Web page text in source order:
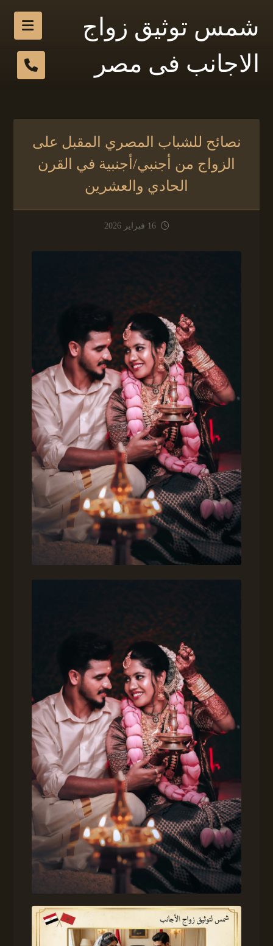
شمس توثيق زواج
الاجانب فى مصر
نصائح للشباب المصري المقبل على
الزواج من أجنبي/أجنبية في القرن
الحادي والعشرين
16 فبراير 2026